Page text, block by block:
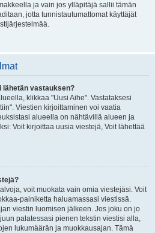
ja vain jos ylläpitäjä sallii tämän
jotta tunnistautumattomat käyttäjät
lähetän vastauksen?
klikkaa "Uusi Aihe". Vastataksesi
Viestien kirjoittaminen voi vaatia
alueella on nähtävillä alueen ja
Voit kirjoittaa uusia viestejä, Voit lähettää
voit muokata vain omia viestejäsi. Voit
painiketta haluamassasi viestissä.
viestin luomisen jälkeen. Jos joku on jo
palatessasi pienen tekstin viestisi alla,
lukumäärän ja muokkausajan. Tämä